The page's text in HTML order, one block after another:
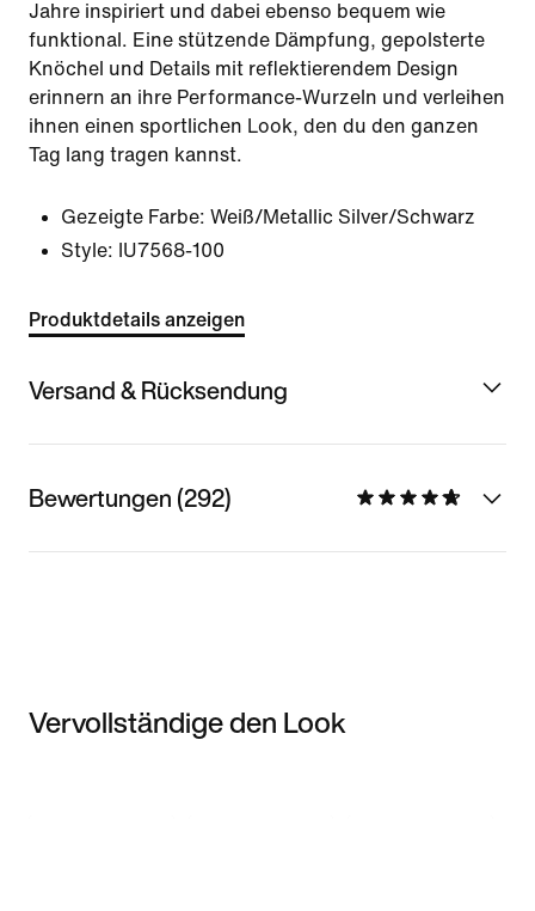
Jahre inspiriert und dabei ebenso bequem wie
funktional. Eine stützende Dämpfung, gepolsterte
Knöchel und Details mit reflektierendem Design
erinnern an ihre Performance-Wurzeln und verleihen
ihnen einen sportlichen Look, den du den ganzen
Tag lang tragen kannst.
Gezeigte Farbe: Weiß/Metallic Silver/Schwarz
Style: IU7568-100
Produktdetails anzeigen
Versand & Rücksendung
Bewertungen (292)
Vervollständige den Look